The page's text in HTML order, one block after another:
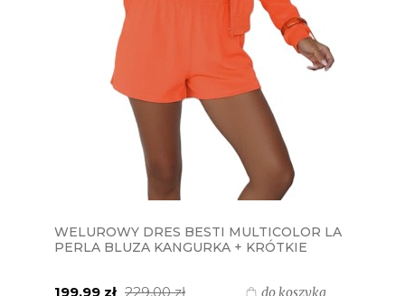
WELUROWY DRES BESTI MULTICOLOR LA
PERLA BLUZA KANGURKA + KRÓTKIE
199,99 zł 229,00 zł do koszyka